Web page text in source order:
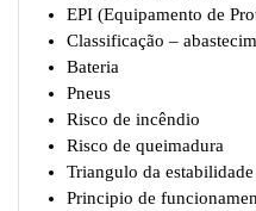
EPI (Equipamento de
Classificação –
Bateria
Pneus
Risco de incêndio
Risco de queimadura
Triangulo da estabilidade
Principio de